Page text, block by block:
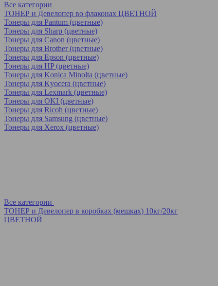
Все категории
ТОНЕР и Девелопер во флаконах ЦВЕТНОЙ
Тонеры для Pantum (цветные)
Тонеры для Sharp (цветные)
Тонеры для Canon (цветные)
Тонеры для Brother (цветные)
Тонеры для Epson (цветные)
Тонеры для HP (цветные)
Тонеры для Konica Minolta (цветные)
Тонеры для Kyocera (цветные)
Тонеры для Lexmark (цветные)
Тонеры для OKI (цветные)
Тонеры для Ricoh (цветные)
Тонеры для Samsung (цветные)
Тонеры для Xerox (цветные)
Все категории
ТОНЕР и Девелопер в коробках (мешках) 10кг/20кг
ЦВЕТНОЙ